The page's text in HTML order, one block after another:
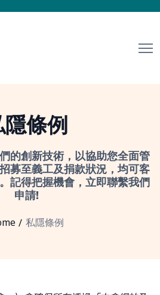
隱條例
的創新技術，以協助您全面管
募至義工及捐款狀況，均可客
記得把握機會，立即聯繫我們
申請!
私隱條例